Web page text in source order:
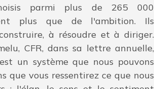
parmi plus de 265 000
plus que de l'ambition. Ils
à résoudre et à diriger.
CFR, dans sa lettre annuelle,
un système que nous pouvons
que vous ressentirez ce que nous